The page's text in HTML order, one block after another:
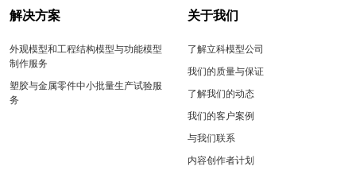
解决方案
外观模型和工程结构模型与功能模型
制作服务
塑胶与金属零件中小批量生产试验服
务
关于我们
了解立科模型公司
我们的质量与保证
了解我们的动态
我们的客户案例
与我们联系
内容创作者计划